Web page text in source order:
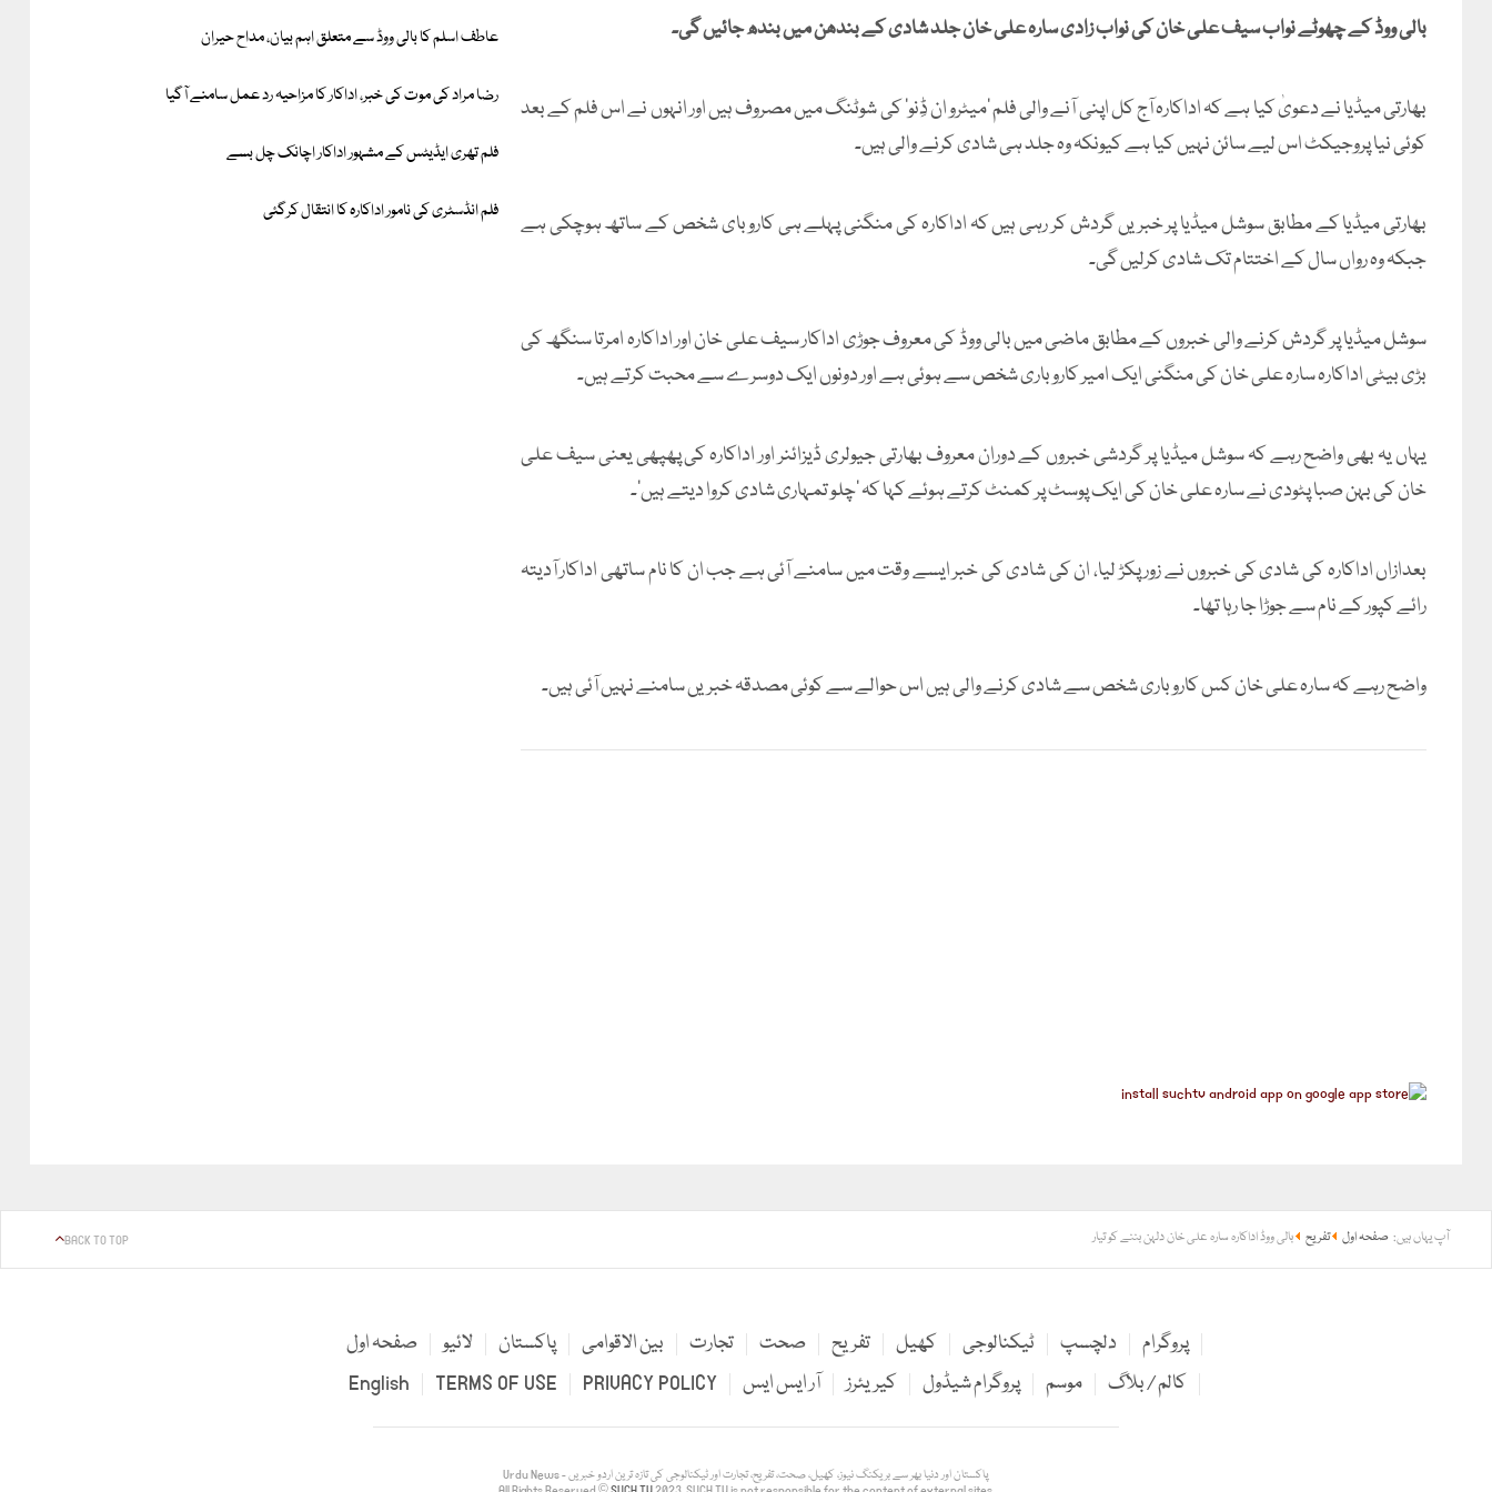
بالی ووڈ کے چھوٹے نواب سیف علی خان کی نواب زادی سارہ علی خان جلد شادی کے بندھن میں بندھ جائیں گی۔
بھارتی میڈیا نے دعویٰ کیا ہے کہ اداکارہ آج کل اپنی آنے والی فلم ’میٹرو ان ڈِنو‘ کی شوٹنگ میں مصروف ہیں اور انہوں نے اس فلم کے بعد
کوئی نیا پروجیکٹ اس لیے سائن نہیں کیا ہے کیونکہ وہ جلد ہی شادی کرنے والی ہیں۔
بھارتی میڈیا کے مطابق سوشل میڈیا پر خبریں گردش کر رہی ہیں کہ اداکارہ کی منگنی پہلے ہی کاروبای شخص کے ساتھ ہوچکی ہے
جبکہ وہ رواں سال کے اختتام تک شادی کرلیں گی۔
سوشل میڈیا پر گردش کرنے والی خبروں کے مطابق ماضی میں بالی ووڈ کی معروف جوڑی اداکار سیف علی خان اور اداکارہ امرتا سنگھ کی
بڑی بیٹی اداکارہ سارہ علی خان کی منگنی ایک امیر کاروباری شخص سے ہوئی ہے اور دونوں ایک دوسرے سے محبت کرتے ہیں۔
یہاں یہ بھی واضح رہے کہ سوشل میڈیا پر گردشی خبروں کے دوران معروف بھارتی جیولری ڈیزائنر اور اداکارہ کی پھپھی یعنی سیف علی
خان کی بہن صبا پٹودی نے سارہ علی خان کی ایک پوسٹ پر کمنٹ کرتے ہوئے کہا کہ ’چلو تمہاری شادی کروا دیتے ہیں‘۔
بعدازاں اداکارہ کی شادی کی خبروں نے زور پکڑ لیا، ان کی شادی کی خبر ایسے وقت میں سامنے آئی ہے جب ان کا نام ساتھی اداکار آدیتہ
رائے کپور کے نام سے جوڑا جا رہا تھا۔
واضح رہے کہ سارہ علی خان کس کاروباری شخص سے شادی کرنے والی ہیں اس حوالے سے کوئی مصدقہ خبریں سامنے نہیں آئی ہیں۔
عاطف اسلم کا بالی ووڈ سے متعلق اہم بیان، مداح حیران
رضا مراد کی موت کی خبر، اداکار کا مزاحیہ رد عمل سامنے آگیا
فلم تھری ایڈیٹس کے مشہور اداکار اچانک چل بسے
فلم انڈسٹری کی نامور اداکارہ کا انتقال کرگئی
آپ یہاں ہیں: صفحہ اول تفریح بالی ووڈ اداکارہ سارہ علی خان دلہن بننے کو تیار BACK TO TOP
صفحہ اول لائیو پاکستان بین الاقوامی تجارت صحت تفریح کھیل ٹیکنالوجی دلچسپ
پروگرام
English
TERMS OF USE PRIVACY POLICY آر ایس ایس کیریئرز پروگرام شیڈول موسم کالم / بلاگ
Urdu News - پاکستان اور دنیا بھر سے بریکنگ نیوز، کھیل، صحت، تفریح، تجارت اور ٹیکنالوجی کی تازہ ترین اردو خبریں